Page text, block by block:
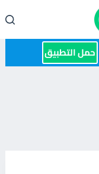
حمل التطبيق